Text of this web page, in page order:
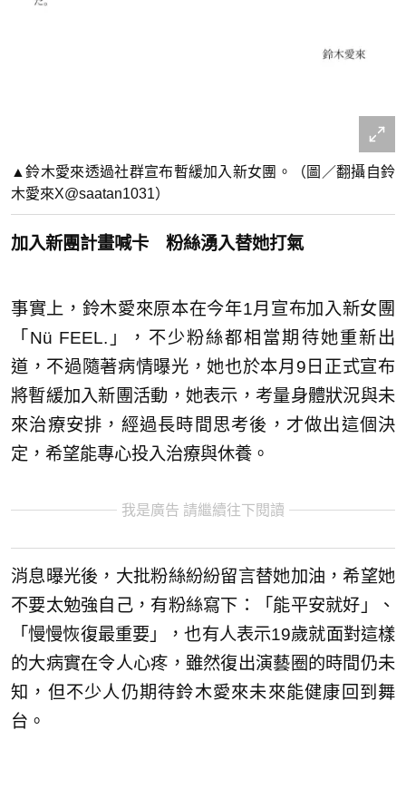
▲鈴木愛來透過社群宣布暫緩加入新女團。（圖／翻攝自鈴
木愛來X@saatan1031）
加入新團計畫喊卡 粉絲湧入替她打氣
事實上，鈴木愛來原本在今年1月宣布加入新女團
「Nü FEEL.」，不少粉絲都相當期待她重新出
道，不過隨著病情曝光，她也於本月9日正式宣布
將暫緩加入新團活動，她表示，考量身體狀況與未
來治療安排，經過長時間思考後，才做出這個決
定，希望能專心投入治療與休養。
我是廣告 請繼續往下閱讀
消息曝光後，大批粉絲紛紛留言替她加油，希望她
不要太勉強自己，有粉絲寫下：「能平安就好」、
「慢慢恢復最重要」，也有人表示19歲就面對這樣
的大病實在令人心疼，雖然復出演藝圈的時間仍未
知，但不少人仍期待鈴木愛來未來能健康回到舞
台。